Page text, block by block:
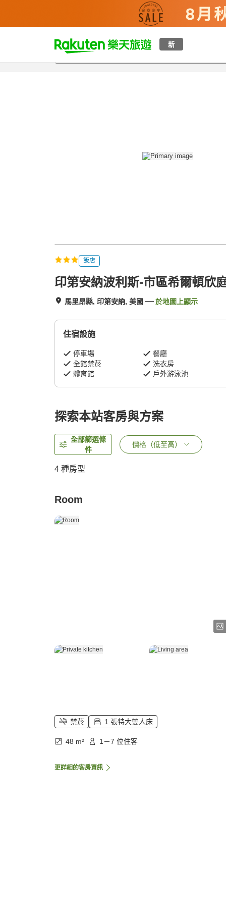
新
t
p
總覽客房與方案評語設施
飯店
印第安納波利斯-市區希爾頓欣
馬里昂縣, 印第安納, 美國 於地圖上顯示
住宿設施
停車場
餐廳
全館禁菸
洗衣房
體育館
戶外游泳池
探索本站客房與方案
全部篩選條
件
價格（低至高）
4 種房型
Room
禁菸 1 張特大雙人床
48 m² 1－7 位住客
更詳細的客房資訊